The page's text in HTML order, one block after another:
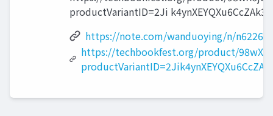
productVariantID=2Ji
https://note.com/wanduoying/n/
https://techbookfest.org/product/